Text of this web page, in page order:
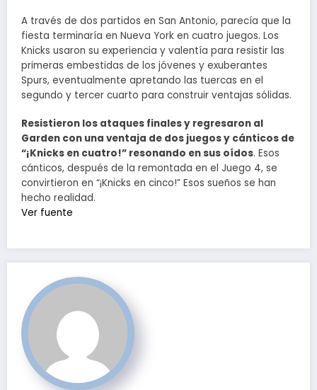
A través de dos partidos en San Antonio, parecía que la
fiesta terminaría en Nueva York en cuatro juegos. Los
Knicks usaron su experiencia y valentía para resistir las
primeras embestidas de los jóvenes y exuberantes
Spurs, eventualmente apretando las tuercas en el
segundo y tercer cuarto para construir ventajas sólidas.
Resistieron los ataques finales y regresaron al
Garden con una ventaja de dos juegos y cánticos de
“¡Knicks en cuatro!” resonando en sus oídos. Esos
cánticos, después de la remontada en el Juego 4, se
convirtieron en “¡Knicks en cinco!” Esos sueños se han
hecho realidad.
Ver fuente